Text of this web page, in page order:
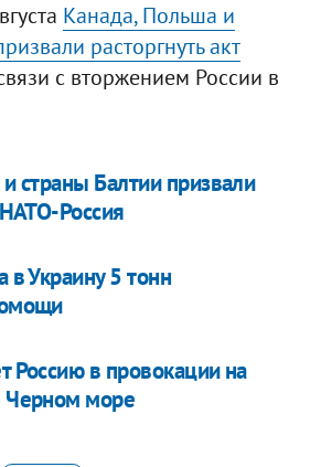
Канада, Польша и
расторгнуть акт
с вторжением России в
страны Балтии призвали
НАТО-Россия
в Украину 5 тонн
Россию в провокации на
Черном море